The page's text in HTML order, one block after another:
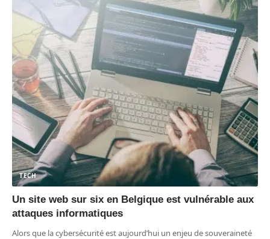
TECH
Un site web sur six en Belgique est vulnérable aux
attaques informatiques
Alors que la cybersécurité est aujourd’hui un enjeu de souveraineté